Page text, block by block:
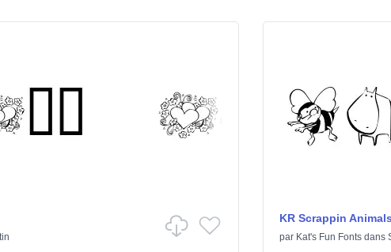
KR Scrappin Animals
par Kat's Fun Fontsdans